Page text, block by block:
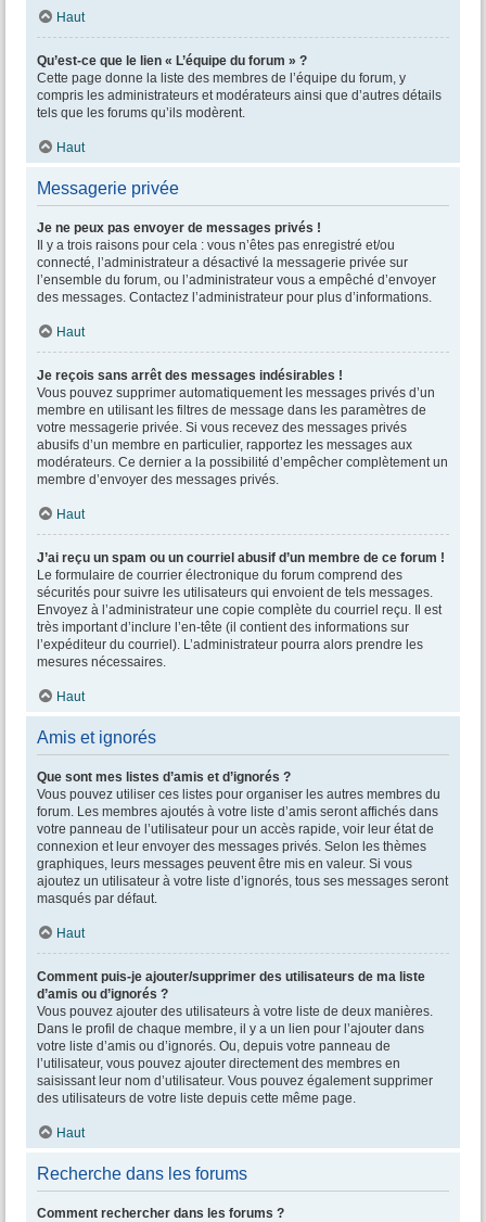
Haut
Qu’est-ce que le lien « L’équipe du forum » ?
Cette page donne la liste des membres de l’équipe du forum, y
compris les administrateurs et modérateurs ainsi que d’autres détails
tels que les forums qu’ils modèrent.
Haut
Messagerie privée
Je ne peux pas envoyer de messages privés !
Il y a trois raisons pour cela : vous n’êtes pas enregistré et/ou
connecté, l’administrateur a désactivé la messagerie privée sur
l’ensemble du forum, ou l’administrateur vous a empêché d’envoyer
des messages. Contactez l’administrateur pour plus d’informations.
Haut
Je reçois sans arrêt des messages indésirables !
Vous pouvez supprimer automatiquement les messages privés d’un
membre en utilisant les filtres de message dans les paramètres de
votre messagerie privée. Si vous recevez des messages privés
abusifs d’un membre en particulier, rapportez les messages aux
modérateurs. Ce dernier a la possibilité d’empêcher complètement un
membre d’envoyer des messages privés.
Haut
J’ai reçu un spam ou un courriel abusif d’un membre de ce forum !
Le formulaire de courrier électronique du forum comprend des
sécurités pour suivre les utilisateurs qui envoient de tels messages.
Envoyez à l’administrateur une copie complète du courriel reçu. Il est
très important d’inclure l’en-tête (il contient des informations sur
l’expéditeur du courriel). L’administrateur pourra alors prendre les
mesures nécessaires.
Haut
Amis et ignorés
Que sont mes listes d’amis et d’ignorés ?
Vous pouvez utiliser ces listes pour organiser les autres membres du
forum. Les membres ajoutés à votre liste d’amis seront affichés dans
votre panneau de l’utilisateur pour un accès rapide, voir leur état de
connexion et leur envoyer des messages privés. Selon les thèmes
graphiques, leurs messages peuvent être mis en valeur. Si vous
ajoutez un utilisateur à votre liste d’ignorés, tous ses messages seront
masqués par défaut.
Haut
Comment puis-je ajouter/supprimer des utilisateurs de ma liste
d’amis ou d’ignorés ?
Vous pouvez ajouter des utilisateurs à votre liste de deux manières.
Dans le profil de chaque membre, il y a un lien pour l’ajouter dans
votre liste d’amis ou d’ignorés. Ou, depuis votre panneau de
l’utilisateur, vous pouvez ajouter directement des membres en
saisissant leur nom d’utilisateur. Vous pouvez également supprimer
des utilisateurs de votre liste depuis cette même page.
Haut
Recherche dans les forums
Comment rechercher dans les forums ?